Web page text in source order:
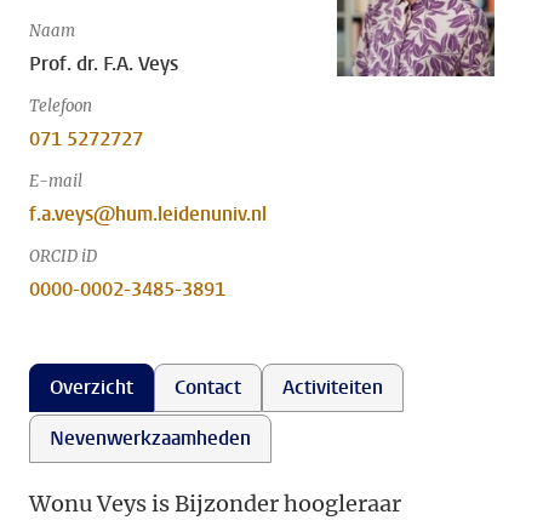
Naam
Prof. dr. F.A. Veys
Telefoon
071 5272727
E-mail
f.a.veys@hum.leidenuniv.nl
ORCID iD
0000-0002-3485-3891
Overzicht Contact
Activiteiten
Nevenwerkzaamheden
Wonu Veys is Bijzonder hoogleraar